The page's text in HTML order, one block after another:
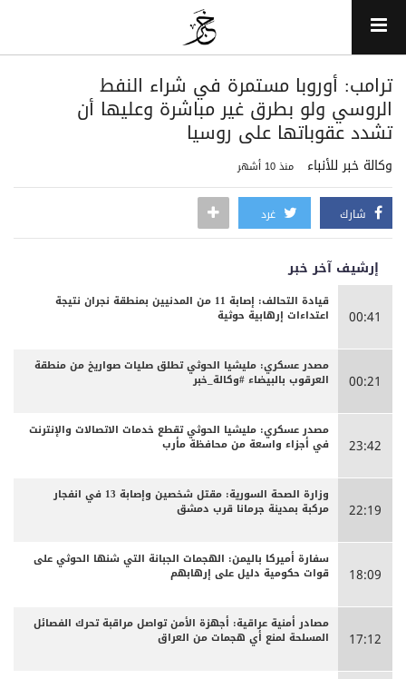
‏ترامب: أوروبا مستمرة في شراء النفط
الروسي ولو بطرق غير مباشرة وعليها أن
تشدد عقوباتها على روسيا
وكالة خبر للأنباء منذ 10 أشهر
شارك غرد
إرشيف آخر خبر
00:41
قيادة التحالف: إصابة 11 من المدنيين بمنطقة نجران نتيجة
اعتداءات إرهابية حوثية
00:21
مصدر عسكري: مليشيا الحوثي تطلق صليات صواريخ من منطقة
العرقوب بالبيضاء #وكالة_خبر
23:42
مصدر عسكري: مليشيا الحوثي تقطع خدمات الاتصالات والإنترنت
في أجزاء واسعة من محافظة مأرب
22:19
وزارة الصحة السورية: مقتل شخصين وإصابة 13 في انفجار
مركبة بمدينة جرمانا قرب دمشق
18:09
سفارة أميركا باليمن: الهجمات الجبانة التي شنها الحوثي على
قوات حكومية دليل على إرهابهم
17:12
مصادر أمنية عراقية: أجهزة الأمن تواصل مراقبة تحرك الفصائل
المسلحة لمنع أي هجمات من العراق